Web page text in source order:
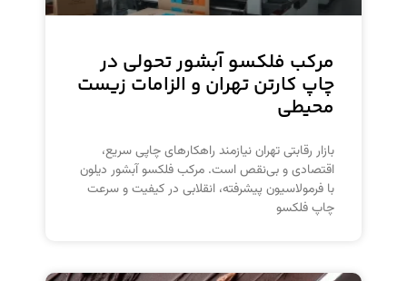
مرکب فلکسو آبشور تحولی در
چاپ کارتن تهران و الزامات زیست
محیطی
بازار رقابتی تهران نیازمند راهکارهای چاپی سریع،
اقتصادی و بی‌نقص است. مرکب فلکسو آبشور دیلون
با فرمولاسیون پیشرفته، انقلابی در کیفیت و سرعت
چاپ فلکسو